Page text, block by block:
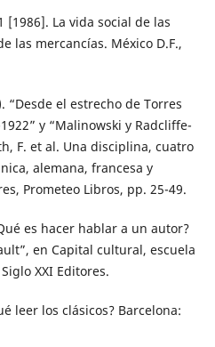
La vida social de las
las mercancías. México D.F.,
“Desde el estrecho de Torres
y “Malinowski y Radcliffe-
F. et al. Una disciplina, cuatro
alemana, francesa y
Prometeo Libros, pp. 25-49.
es hacer hablar a un autor?
en Capital cultural, escuela
XXI Editores.
leer los clásicos? Barcelona: